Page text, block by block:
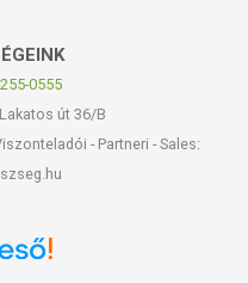
0555
út 36/B
- Partneri - Sales: